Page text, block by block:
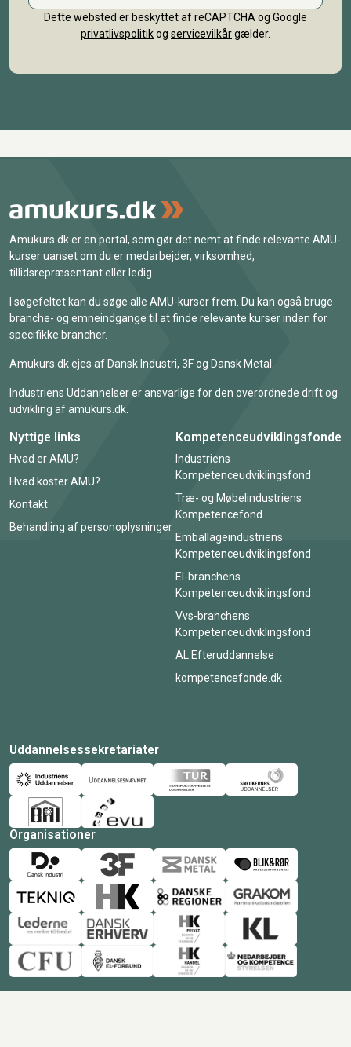
Dette websted er beskyttet af reCAPTCHA og Google
privatlivspolitikog servicevilkårgælder.
Amukurs.dk er en portal, som gør det nemt at finde relevante AMU-
kurser uanset om du er medarbejder, virksomhed,
tillidsrepræsentant eller ledig.
I søgefeltet kan du søge alle AMU-kurser frem. Du kan også bruge
branche- og emneindgange til at finde relevante kurser inden for
specifikke brancher.
Amukurs.dk ejes af Dansk Industri, 3F og Dansk Metal.
Industriens Uddannelser er ansvarlige for den overordnede drift og
udvikling af amukurs.dk.
Nyttige links
Hvad er AMU?
Hvad koster AMU?
Kontakt
Behandling af personoplysninger
Kompetenceudviklingsfonde
Industriens
Kompetenceudviklingsfond
Træ- og Møbelindustriens
Kompetencefond
Emballageindustriens
Kompetenceudviklingsfond
El-branchens
Kompetenceudviklingsfond
Vvs-branchens
Kompetenceudviklingsfond
AL Efteruddannelse
kompetencefonde.dk
Uddannelsessekretariater
Organisationer